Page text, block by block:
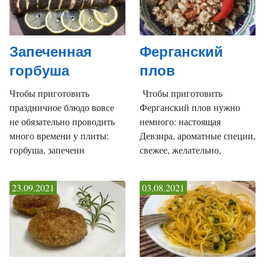
Запеченная
горбуша
Чтобы приготовить
праздничное блюдо вовсе
не обязательно проводить
много времени у плиты:
горбуша, запеченн
Ферганский
плов
Чтобы приготовить
Ферганский плов нужно
немного: настоящая
Девзира, ароматные специи,
свежее, желательно,
23.09.2021 03.08.2021